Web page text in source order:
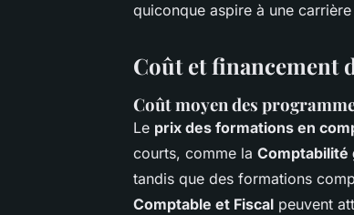
quiconque aspire à une
Coût et financement
Coût moyen des
Le prix des formations en
courts, comme la Comptabilité
tandis que des formations
Comptable et Fiscal peuvent